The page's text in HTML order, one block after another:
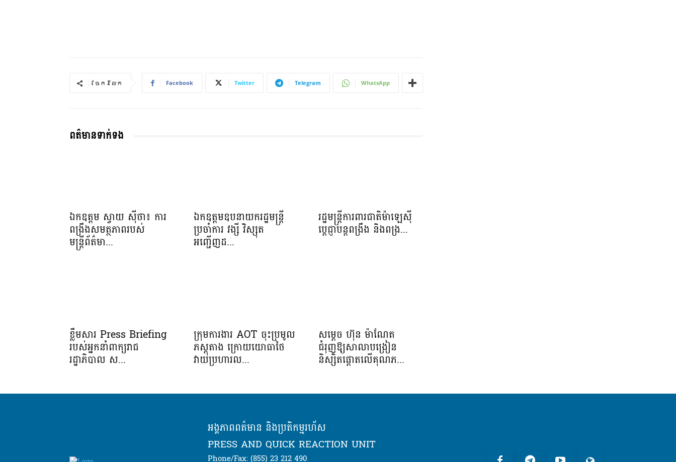
ចែករំលែក Facebook Twitter Telegram WhatsApp
ពត៌មានទាក់ទង
ឯកឧត្តម ស្វាយ ស៊ីថា៖ ការ
ពង្រឹងសមត្ថភាពរបស់
មន្ត្រីព័ត៌មា...
ឯកឧត្តមឧបនាយករដ្ឋមន្រ្តី
ប្រចាំការ វង្សី វិស្សុត
អញ្ជើញដ...
រដ្ឋមន្ត្រីការពារជាតិម៉ាឡេស៊ី
ប្ដេជ្ញាបន្តពង្រឹង និងពង្រ...
ខ្លឹមសារ Press Briefing
របស់អ្នកនាំពាក្យរាជ
រដ្ឋាភិបាល ស...
ក្រុមការងារ AOT ចុះប្រមូល
ភស្តុតាង ក្រោយយោធាថៃ
វាយប្រហារល...
សម្តេច ហ៊ុន ម៉ាណែត
ជំរុញឱ្យសាលាបង្រៀន
និស្សិតផ្តោតលើគុណភ...
អង្គភាពពត៌មាន និងប្រតិកម្មរហ័ស
PRESS AND QUICK REACTION UNIT
Phone/Fax: (855) 23 212 490